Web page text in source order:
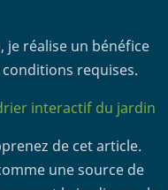
je réalise un bénéfice
requises.
interactif du jardin
de cet article.
une source de